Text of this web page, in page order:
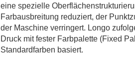
eine spezielle
Farbausbreitung reduziert, der
der Maschine verringert. Longo
Druck mit fester Farbpalette (Fixed
Standardfarben basiert.